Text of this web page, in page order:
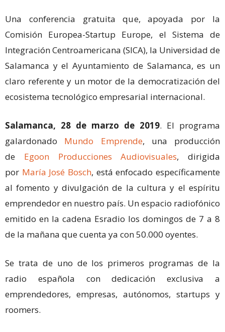
Una conferencia gratuita que, apoyada por la
Comisión Europea-Startup Europe, el Sistema de
Integración Centroamericana (SICA), la Universidad de
Salamanca y el Ayuntamiento de Salamanca, es un
claro referente y un motor de la democratización del
ecosistema tecnológico empresarial internacional.
Salamanca, 28 de marzo de 2019. El programa
galardonado Mundo Emprende, una producción
de Egoon Producciones Audiovisuales, dirigida
por María José Bosch, está enfocado específicamente
al fomento y divulgación de la cultura y el espíritu
emprendedor en nuestro país. Un espacio radiofónico
emitido en la cadena Esradio los domingos de 7 a 8
de la mañana que cuenta ya con 50.000 oyentes.
Se trata de uno de los primeros programas de la
radio española con dedicación exclusiva a
emprendedores, empresas, autónomos, startups y
roomers.